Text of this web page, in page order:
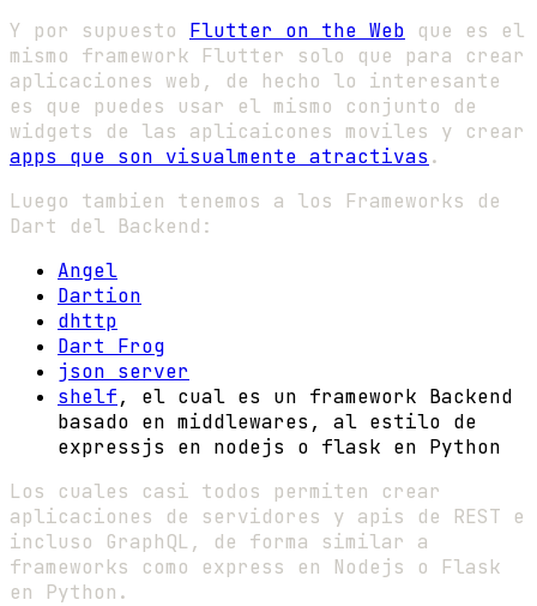
Y por supuesto Flutter on the Web que es el
mismo framework Flutter solo que para crear
aplicaciones web, de hecho lo interesante
es que puedes usar el mismo conjunto de
widgets de las aplicaicones moviles y crear
apps que son visualmente atractivas .
Luego tambien tenemos a los Frameworks de
Dart del Backend:
Angel
Dartion
dhttp
Dart Frog
json server
shelf, el cual es un framework Backend
basado en middlewares, al estilo de
expressjs en nodejs o flask en Python
Los cuales casi todos permiten crear
aplicaciones de servidores y apis de REST e
incluso GraphQL, de forma similar a
frameworks como express en Nodejs o Flask
en Python.